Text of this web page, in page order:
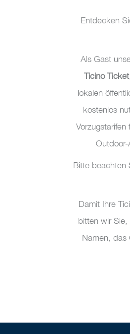
Entdecken
Als Gast
Ticino Ticket
lokalen
kostenlos
Outdoor-
Bitte beachten
Damit Ihre
bitten wir
Namen, das